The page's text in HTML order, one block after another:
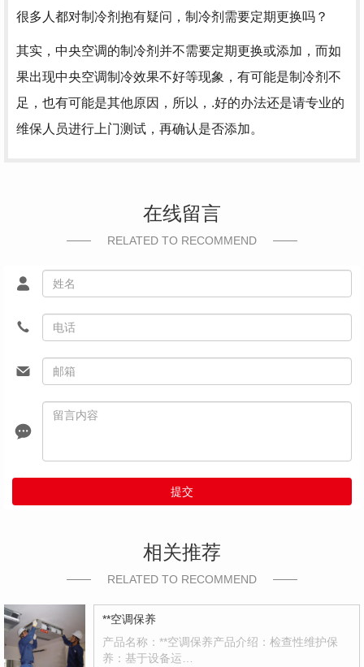
很多人都对制冷剂抱有疑问，制冷剂需要定期更换吗？
其实，中央空调的制冷剂并不需要定期更换或添加，而如
果出现中央空调制冷效果不好等现象，有可能是制冷剂不
足，也有可能是其他原因，所以，.好的办法还是请专业的
维保人员进行上门测试，再确认是否添加。
在线留言
RELATED TO RECOMMEND
提交
相关推荐
RELATED TO RECOMMEND
**空调保养
产品名称：**空调保养产品介绍：检查性维护保
养：基于设备运…